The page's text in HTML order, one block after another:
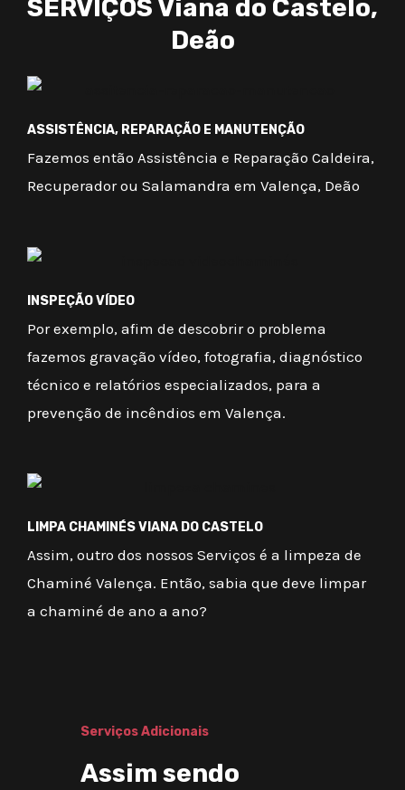
SERVIÇOS Viana do Castelo,
Deão
ASSISTÊNCIA, REPARAÇÃO E MANUTENÇÃO
Fazemos então Assistência e Reparação Caldeira,
Recuperador ou Salamandra em Valença, Deão
INSPEÇÃO VÍDEO
Por exemplo, afim de descobrir o problema
fazemos gravação vídeo, fotografia, diagnóstico
técnico e relatórios especializados, para a
prevenção de incêndios em Valença.
LIMPA CHAMINÉS VIANA DO CASTELO
Assim, outro dos nossos Serviços é a limpeza de
Chaminé Valença. Então, sabia que deve limpar
a chaminé de ano a ano?
Serviços Adicionais
Assim sendo